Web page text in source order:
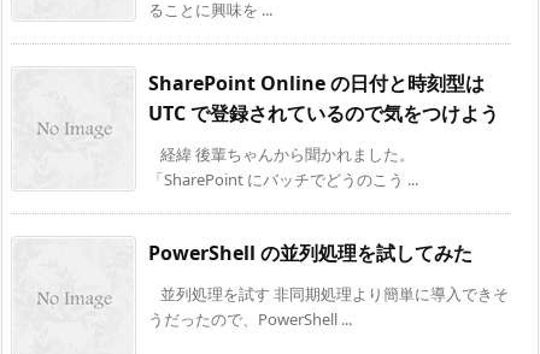
ることに興味を ...
SharePoint Online の日付と時刻型は
UTC で登録されているので気をつけよう
経緯 後輩ちゃんから聞かれました。
「SharePoint にバッチでどうのこう ...
PowerShell の並列処理を試してみた
並列処理を試す 非同期処理より簡単に導入できそ
うだったので、PowerShell ...